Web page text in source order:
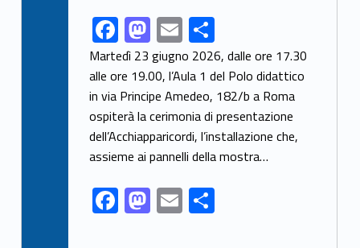
Link identifier share facebook archive #share-link-archive-29837F
ac
e
b
o
o
k
M
as
to
d
o
n
E
m
ai
l
S
h
ar
e
Martedì 23 giugno 2026, dalle ore 17.30
alle ore 19.00, l’Aula 1 del Polo didattico
in via Principe Amedeo, 182/b a Roma
ospiterà la cerimonia di presentazione
dell’Acchiapparicordi, l’installazione che,
assieme ai pannelli della mostra…
F
ac
M
as
E
m
S
h